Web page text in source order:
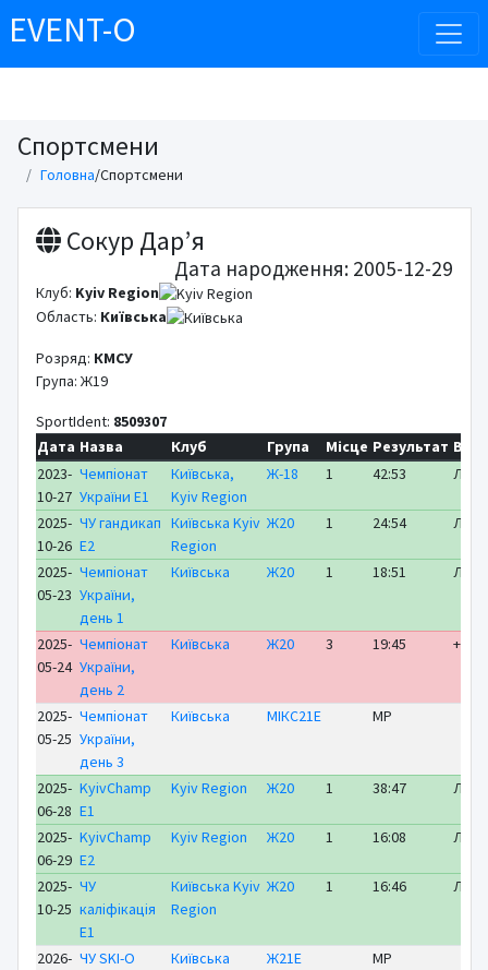
EVENT-O
Спортсмени
Головна/Спортсмени
Сокур Дар’я
Дата народження: 2005-12-29
Клуб: Kyiv Region
Область: Київська
Розряд: КМСУ
Група: Ж19
SportIdent: 8509307
Дата Назва Клуб Група Місце Результат
2023-
10-27
Чемпіонат
України E1
Київська,
Kyiv Region
Ж-18 1 42:53
2025-
10-26
ЧУ гандикап
E2
Київська Kyiv
Region
Ж20 1 24:54
2025-
05-23
Чемпіонат
України,
день 1
Київська Ж20 1 18:51
2025-
05-24
Чемпіонат
України,
день 2
Київська Ж20 3 19:45 +
2025-
05-25
Чемпіонат
України,
день 3
Київська МІКС21Е MP
2025-
06-28
KyivChamp
E1
Kyiv Region Ж20 1 38:47
2025-
06-29
KyivChamp
E2
Kyiv Region Ж20 1 16:08
2025-
10-25
ЧУ
каліфікація
E1
Київська Kyiv
Region
Ж20 1 16:46
2026- ЧУ SKI-O
Київська Ж21Е MP